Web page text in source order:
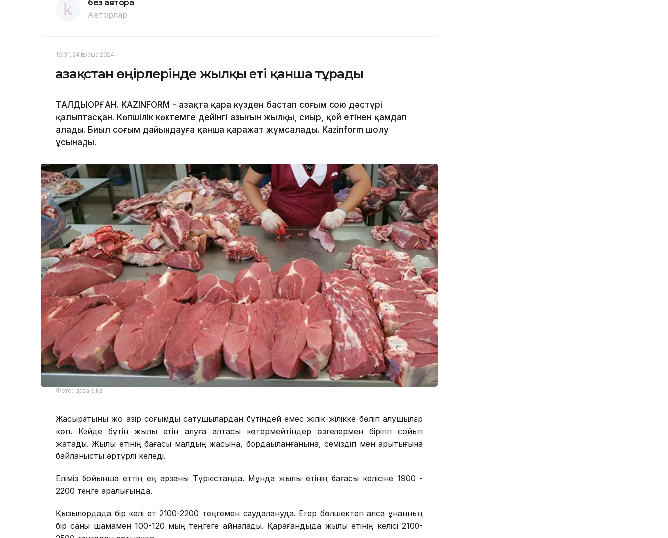
без автора
Авторлар
16:31, 24 Қараша 2024
Қазақстан өңірлерінде жылқы еті қанша тұрады
ТАЛДЫҚОРҒАН. KAZINFORM - Қазақта қара күзден бастап соғым сою дәстүрі
қалыптасқан. Көпшілік көктемге дейінгі азығын жылқы, сиыр, қой етінен қамдап
алады. Биыл соғым дайындауға қанша қаражат жұмсалады. Kazinform шолу
ұсынады.
Фото: qazaly.kz
Жасыратыны жоқ қазір соғымды сатушылардан бүтіндей емес жілік-жілікке бөліп алушылар
көп. Кейде бүтін жылқы етін алуға қалтасы көтермейтіндер өзгелермен бірігіп сойып
жатады. Жылқы етінің бағасы малдың жасына, бордақыланғанына, семіздігі мен арықтығына
байланысты әртүрлі келеді.
Еліміз бойынша еттің ең арзаны Түркістанда. Мұнда жылқы етінің бағасы келісіне 1900 -
2200 теңге аралығында.
Қызылордада бір келі ет 2100-2200 теңгемен саудалануда. Егер бөлшектеп алса құнанның
бір саны шамамен 100-120 мың теңгеге айналады. Қарағандыда жылқы етінің келісі 2100-